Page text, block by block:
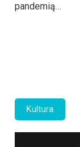
pandemią…
Kultura